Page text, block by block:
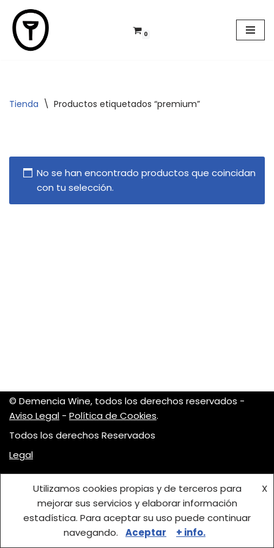
Saltar
al
0
Tienda \ Productos etiquetados “premium”
No se han encontrado productos que coincidan
con tu selección.
© Demencia Wine, todos los derechos reservados -
Aviso Legal - Política de Cookies.
Todos los derechos Reservados
Legal
Utilizamos cookies propias y de terceros para
mejorar sus servicios y elaborar información
estadística. Para aceptar su uso puede continuar
navegando.
X
Aceptar + info.